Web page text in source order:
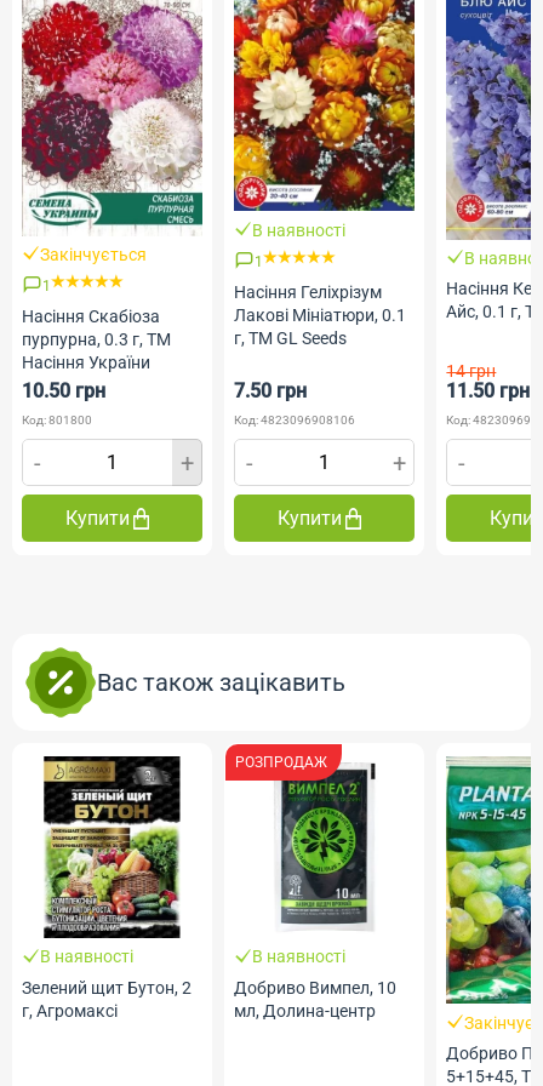
+
В наявності
1
Насіння Геліхрізум
Лакові Мініатюри, 0.1
г, ТМ GL Seeds
7.50 грн
Код: 4823096908106
+
Купити
В наявності
Насіння Кермек Блю
Айс, 0.1 г, ТМ GL Seeds
11.50 грн -17%
Код: 4823096909493
+
Купити
19
Код:
Вас також зацікавить
2
РОЗПРОДАЖ
В наявності
Добриво Вимпел, 10
мл, Долина-центр
Закінчується
Добриво Плантафол
5+15+45, ТМ Valagro